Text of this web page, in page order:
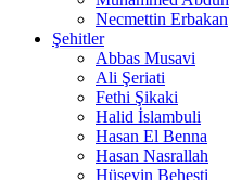
Necmettin Erbakan
Şehitler
Abbas Musavi
Ali Şeriati
Fethi Şikaki
Halid İslambuli
Hasan El Benna
Hasan Nasrallah
Hüseyin Beheşti